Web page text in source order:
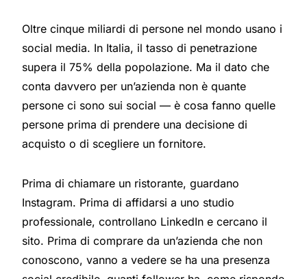
Oltre cinque miliardi di persone nel mondo usano i
social media. In Italia, il tasso di penetrazione
supera il 75% della popolazione. Ma il dato che
conta davvero per un’azienda non è quante
persone ci sono sui social — è cosa fanno quelle
persone prima di prendere una decisione di
acquisto o di scegliere un fornitore.
Prima di chiamare un ristorante, guardano
Instagram. Prima di affidarsi a uno studio
professionale, controllano LinkedIn e cercano il
sito. Prima di comprare da un’azienda che non
conoscono, vanno a vedere se ha una presenza